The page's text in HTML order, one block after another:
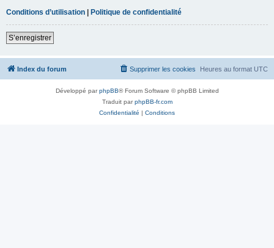
Conditions d’utilisation | Politique de confidentialité
S’enregistrer
Index du forum Heures au format UTC
Supprimer les cookies
Développé parphpBB® Forum Software © phpBB Limited
Traduit parphpBB-fr.com
Confidentialité | Conditions